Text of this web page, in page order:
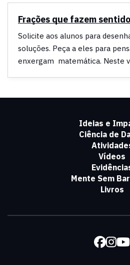
Frações que fazem sentido
Solicite aos alunos para
soluções. Peça a eles para
enxergam matemática. Neste
Ideias e
Ciência de
Vídeos
Mente Sem
Livros